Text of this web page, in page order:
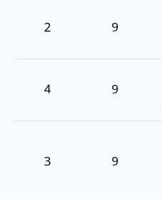
2 9
4 9
3 9